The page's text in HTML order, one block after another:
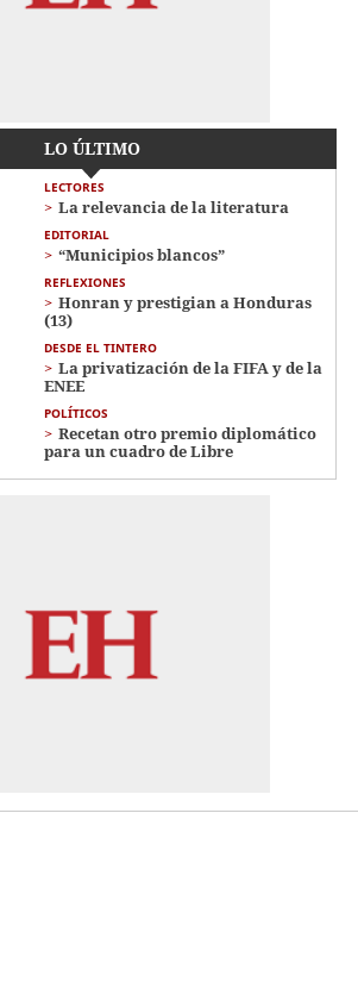
LO ÚLTIMO
LECTORES
La relevancia de la literatura
EDITORIAL
“Municipios blancos”
REFLEXIONES
Honran y prestigian a Honduras
(13)
DESDE EL TINTERO
La privatización de la FIFA y de la
ENEE
POLÍTICOS
Recetan otro premio diplomático
para un cuadro de Libre